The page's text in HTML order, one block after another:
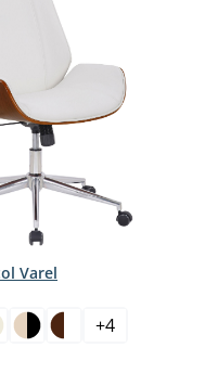
Varel
+4